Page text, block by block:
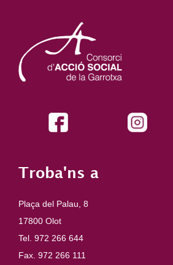
Troba'ns a
Plaça del Palau, 8
17800 Olot
Tel. 972 266 644
Fax. 972 266 111